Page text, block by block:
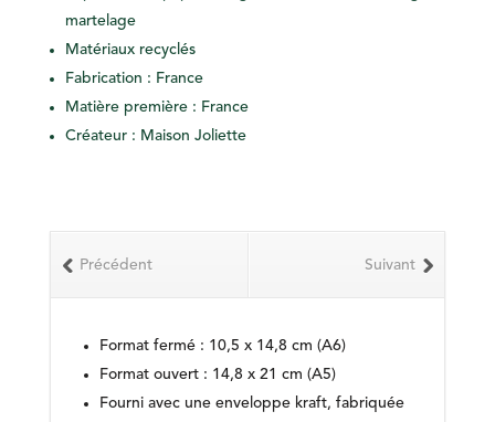
martelage
Matériaux recyclés
Fabrication : France
Matière première : France
Créateur : Maison Joliette
Suivant
Précédent
Format fermé : 10,5 x 14,8 cm (A6)
Format ouvert : 14,8 x 21 cm (A5)
Fourni avec une enveloppe kraft, fabriquée